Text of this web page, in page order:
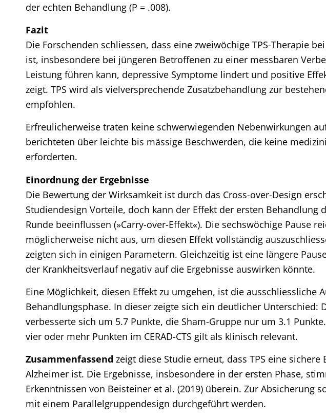
der echten Behandlung (P = .008).
Fazit
Die Forschenden schliessen, dass eine zweiwöchige TPS-Therapie
ist, insbesondere bei jüngeren Betroffenen zu einer messbaren
Leistung führen kann, depressive Symptome lindert und positive
zeigt. TPS wird als vielversprechende Zusatzbehandlung zur
empfohlen.
Erfreulicherweise traten keine schwerwiegenden Nebenwirkungen
berichteten über leichte bis mässige Beschwerden, die keine
erforderten.
Einordnung der Ergebnisse
Die Bewertung der Wirksamkeit ist durch das Cross-over-Design
Studiendesign Vorteile, doch kann der Effekt der ersten Behandlung
Runde beeinflussen (»Carry-over-Effekt«). Die sechswöchige Pause
möglicherweise nicht aus, um diesen Effekt vollständig
zeigten sich in einigen Parametern. Gleichzeitig ist eine längere
der Krankheitsverlauf negativ auf die Ergebnisse auswirken könnte.
Eine Möglichkeit, diesen Effekt zu umgehen, ist die ausschliessliche
Behandlungsphase. In dieser zeigte sich ein deutlicher Unterschied:
verbesserte sich um 5.7 Punkte, die Sham-Gruppe nur um 3.1
vier oder mehr Punkten im CERAD-CTS gilt als klinisch relevant.
Zusammenfassend zeigt diese Studie erneut, dass TPS eine
Alzheimer ist. Die Ergebnisse, insbesondere in der ersten Phase,
Erkenntnissen von Beisteiner et al. (2019) überein. Zur Absicherung
mit einem Parallelgruppendesign durchgeführt werden.